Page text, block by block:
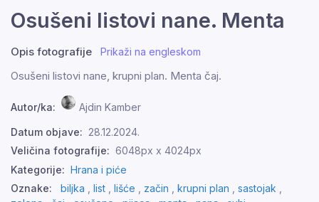
Osušeni listovi nane. Menta
Opis fotografije Prikaži na engleskom
Osušeni listovi nane, krupni plan. Menta čaj.
Autor/ka: Ajdin Kamber
Datum objave: 28.12.2024.
Veličina fotografije: 6048px x 4024px
Kategorije: Hrana i piće
Oznake:
biljka list lišće začin krupni plan sastojak